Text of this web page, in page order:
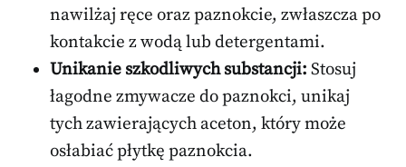
nawilżaj ręce oraz paznokcie, zwłaszcza po
kontakcie z wodą lub detergentami.
Unikanie szkodliwych substancji: Stosuj
łagodne zmywacze do paznokci, unikaj
tych zawierających aceton, który może
osłabiać płytkę paznokcia.